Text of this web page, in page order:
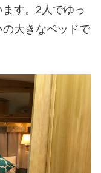
す。2人でゆっ
大きなベッドで